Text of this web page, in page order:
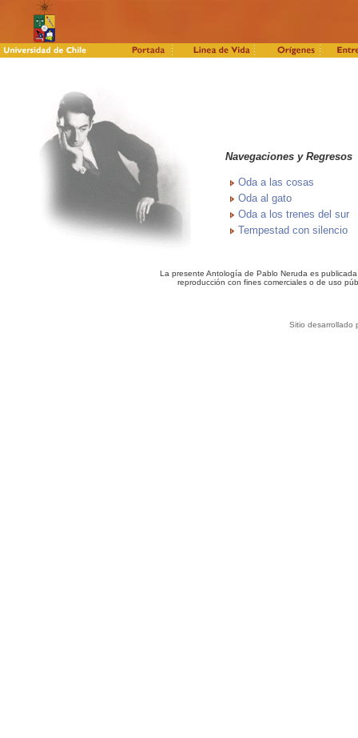
Navegaciones y Regresos
Oda a las cosas
Oda al gato
Oda a los trenes del sur
Tempestad con silencio
La presente Antología de Pablo Neruda es
reproducción con fines comerciales o de uso
Sitio desarrollado